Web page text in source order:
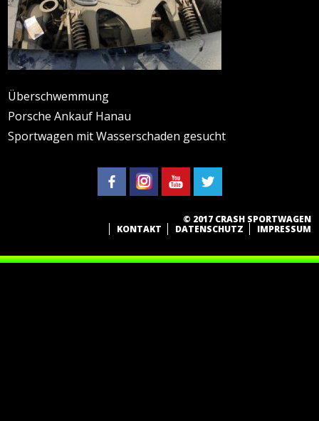
Überschwemmung
Porsche Ankauf Hanau
Sportwagen mit Wasserschaden gesucht
© 2017 CRASH SPORTWAGEN
KONTAKT
DATENSCHUTZ IMPRESSUM